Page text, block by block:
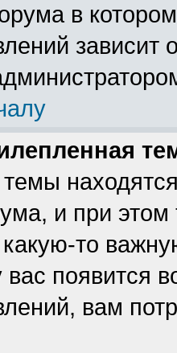
в
зависит
и при
какую-то
вас появится
вам